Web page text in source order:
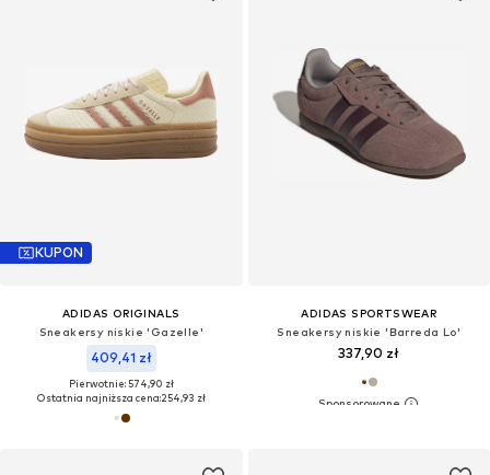
KUPON
ADIDAS ORIGINALS
Sneakersy niskie 'Gazelle'
409,41 zł
Pierwotnie: 574,90 zł
Ostatnia najniższa cena:254,93 zł
ADIDAS SPORTSWEAR
Sneakersy niskie 'Barreda Lo'
337,90 zł